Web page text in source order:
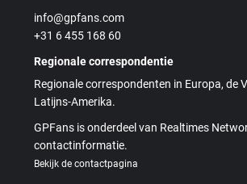
info@gpfans.com
+31 6 455 168 60
Regionale correspondentie
Regionale correspondenten in Europa, de
Latijns-Amerika.
GPFans is onderdeel van Realtimes
contactinformatie.
Bekijk de contactpagina